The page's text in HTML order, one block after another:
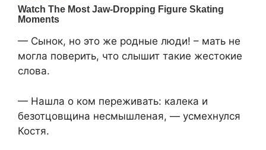
— Сынок, но это же родные люди! – мать не
могла поверить, что слышит такие жестокие
слова.
— Нашла о ком переживать: калека и
безотцовщина несмышленая, — усмехнулся
Костя.